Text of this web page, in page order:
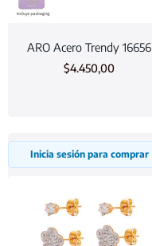
ARO Acero Trendy 16656
$4.450,00
Inicia sesión para comprar